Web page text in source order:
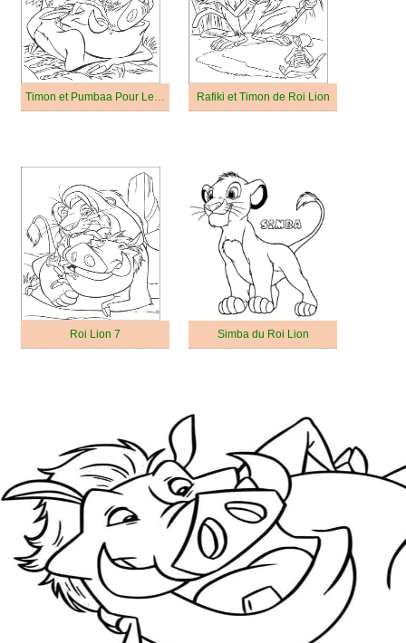
Timon et Pumbaa Pour Les Enfants Rafiki et Timon de Roi Lion
Roi Lion 7 Simba du Roi Lion